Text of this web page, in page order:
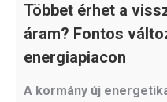
Többet érhet a
áram? Fontos
energiapiacon
A kormány új